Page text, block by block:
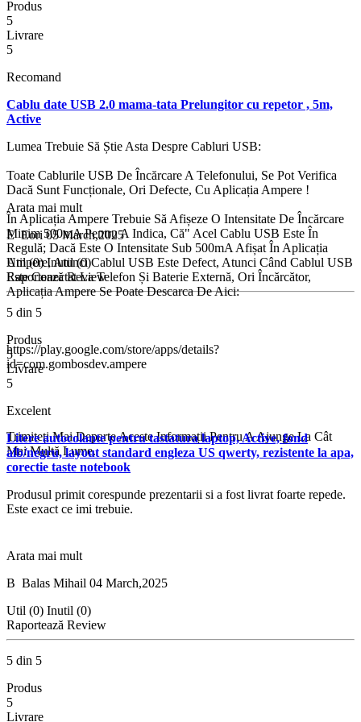
Produs
5
Livrare
5
Recomand
Cablu date USB 2.0 mama-tata Prelungitor cu repetor , 5m,
Active
Lumea Trebuie Să Știe Asta Despre Cabluri USB:
Toate Cablurile USB De Încărcare A Telefonului, Se Pot Verifica
Dacă Sunt Funcționale, Ori Defecte, Cu Aplicația Ampere !
În Aplicația Ampere Trebuie Să Afișeze O Intensitate De Încărcare
Minim 500mA Pentru A Indica, Că" Acel Cablu USB Este În
Regulă; Dacă Este O Intensitate Sub 500mA Afișat În Aplicația
Ampere, Atunci Cablul USB Este Defect, Atunci Când Cablul USB
Este Conectat La Telefon Și Baterie Externă, Ori Încărcător,
Aplicația Ampere Se Poate Descarca De Aici:
https://play.google.com/store/apps/details?
id=com.gombosdev.ampere
Trimiteți Mai Departe Aceste Informații Pentru A Ajunge La Cât
Mai Multă Lume.
Arata mai mult
EEori05 March,2025
Util (0)Inutil (0)
Raportează Review
5 din 5
Produs
5
Livrare
5
Excelent
Litere autocolante pentru tastatura laptop, Active, fond
alb/negru, layout standard engleza US qwerty, rezistente la apa,
corectie taste notebook
Produsul primit corespunde prezentarii si a fost livrat foarte repede.
Este exact ce imi trebuie.
Arata mai mult
B Balas Mihail 04 March,2025
Util (0) Inutil (0)
Raportează Review
5 din 5
Produs
5
Livrare